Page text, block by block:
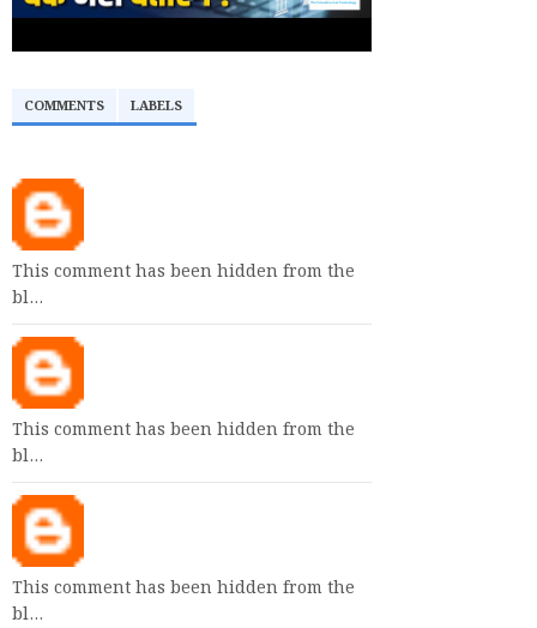
COMMENTS LABELS
This comment has been hidden from the
bl…
This comment has been hidden from the
bl…
This comment has been hidden from the
bl…